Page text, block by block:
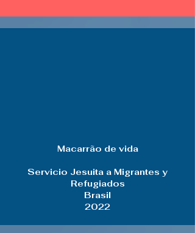
Macarrão de vida
Servicio Jesuita a Migrantes y
Refugiados
Brasil
2022